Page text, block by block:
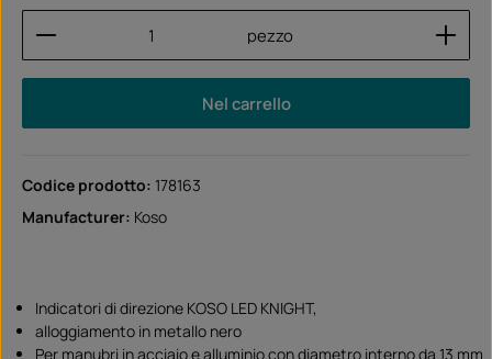
Quantità del prodotto: inserisci la quantità
pezzo
Nel carrello
Codice prodotto: 178163
Manufacturer: Koso
Indicatori di direzione KOSO LED KNIGHT,
alloggiamento in metallo nero
Per manubri in acciaio e alluminio con diametro interno da 13 mm